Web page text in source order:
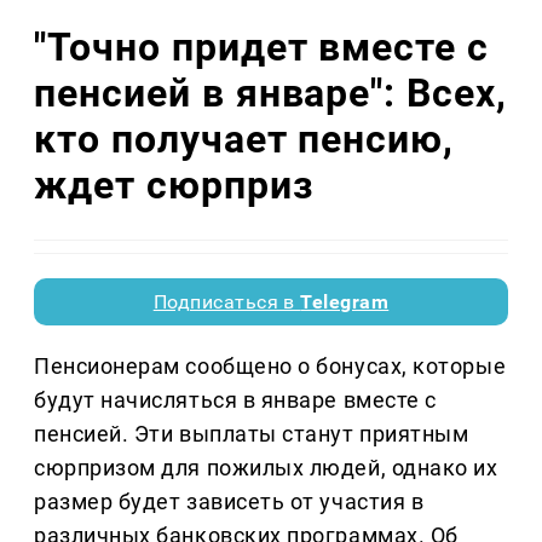
"Точно придет вместе с
пенсией в январе": Всех,
кто получает пенсию,
ждет сюрприз
Подписаться вTelegram
Пенсионерам сообщено о бонусах, которые
будут начисляться в январе вместе с
пенсией. Эти выплаты станут приятным
сюрпризом для пожилых людей, однако их
размер будет зависеть от участия в
различных банковских программах. Об